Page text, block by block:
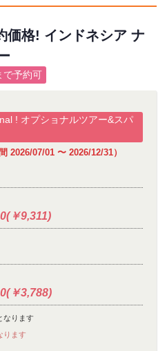
価格! インドネシア ナ
で予約可
! オプショナルツアー&スパ
2026/07/01 〜 2026/12/31）
￥9,311)
￥3,788)
なります
ります